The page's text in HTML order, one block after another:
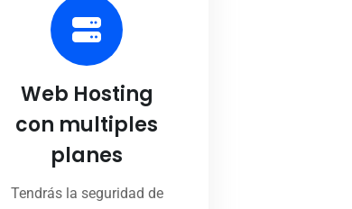
Web Hosting
con multiples
planes
Tendrás la seguridad de